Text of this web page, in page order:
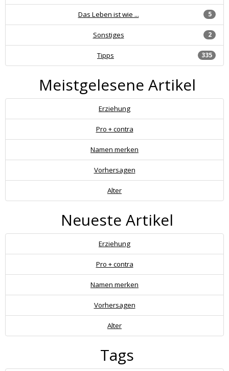
5
Das Leben ist wie ...
2
Sonstiges
335
Tipps
Meistgelesene Artikel
Erziehung
Pro + contra
Namen merken
Vorhersagen
Alter
Neueste Artikel
Erziehung
Pro + contra
Namen merken
Vorhersagen
Alter
Tags